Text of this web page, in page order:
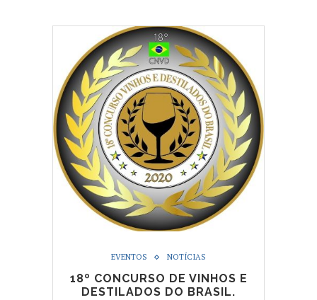
EVENTOS NOTÍCIAS
18º CONCURSO DE VINHOS E
DESTILADOS DO BRASIL.